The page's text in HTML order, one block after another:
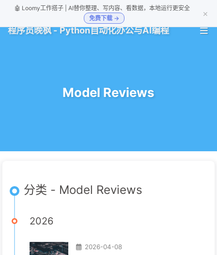
🤖 Loomy工作搭子 | AI替你整理、写内容、看数据，本地运行更安全
免费下载 →
×
程序员晚枫 - Python自动化办公与AI编程
Model Reviews
分类 - Model Reviews
2026
2026-04-08